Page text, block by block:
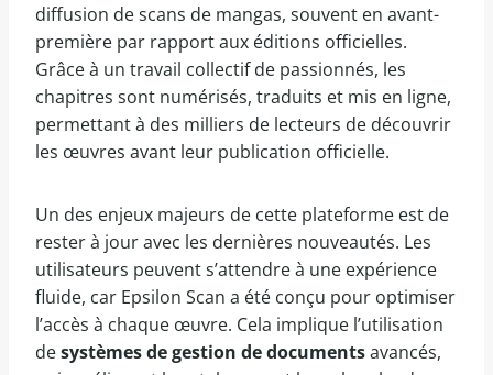
diffusion de scans de mangas, souvent en avant-
première par rapport aux éditions officielles.
Grâce à un travail collectif de passionnés, les
chapitres sont numérisés, traduits et mis en ligne,
permettant à des milliers de lecteurs de découvrir
les œuvres avant leur publication officielle.
Un des enjeux majeurs de cette plateforme est de
rester à jour avec les dernières nouveautés. Les
utilisateurs peuvent s’attendre à une expérience
fluide, car Epsilon Scan a été conçu pour optimiser
l’accès à chaque œuvre. Cela implique l’utilisation
desystèmes de gestion de documentsavancés,